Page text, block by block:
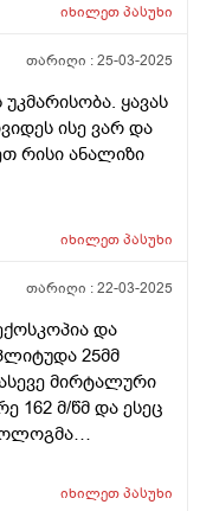
იხილეთპასუხი
თარიღი :25-03-2025
ყავას
ისე ვარ და
რისი ანალიზი
იხილეთპასუხი
თარიღი :22-03-2025
და
25მმ
მირტალური
162 მ/წმ და ესეც
რამდენად
იხილეთპასუხი